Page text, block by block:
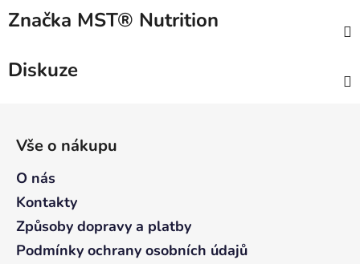
Značka MST® Nutrition
Diskuze
Vše o nákupu
O nás
Kontakty
Způsoby dopravy a platby
Podmínky ochrany osobních údajů